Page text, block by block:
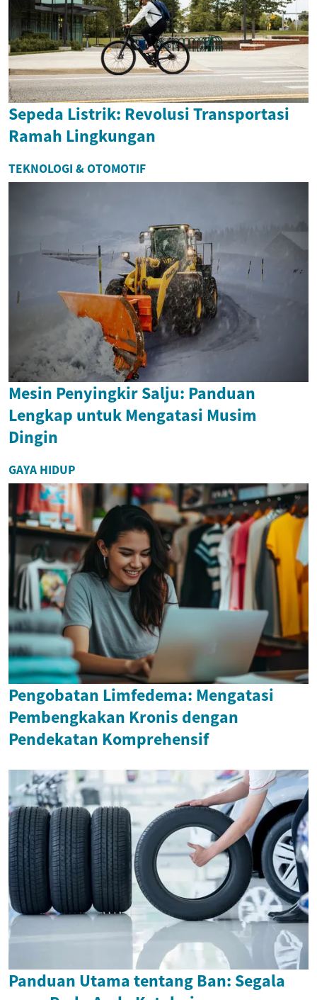
Sepeda Listrik: Revolusi Transportasi
Ramah Lingkungan
TEKNOLOGI & OTOMOTIF
Mesin Penyingkir Salju: Panduan
Lengkap untuk Mengatasi Musim
Dingin
GAYA HIDUP
Pengobatan Limfedema: Mengatasi
Pembengkakan Kronis dengan
Pendekatan Komprehensif
Panduan Utama tentang Ban: Segala